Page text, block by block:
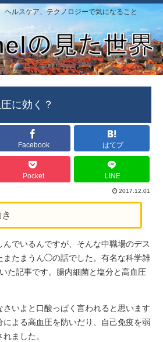
ヘルスケア、テクノロジーで気になること
に効く？
Facebook はてブ
Pocket LINE
2017.12.01
んでいるんですが、そんな中職場のデス
またまうん◯の話でした。有名な科学雑
た記事です。腸内細菌と塩分と高血圧
いよと口酸っぱく言われると思います
よる高血圧を防いだり、自己免疫を弱
ました。